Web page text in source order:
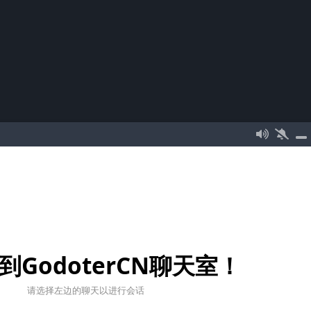
GodoterCN聊天室！
请选择左边的聊天以进行会话